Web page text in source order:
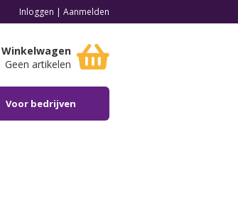
Inloggen | Aanmelden
Winkelwagen
Geen artikelen
Voor bedrijven